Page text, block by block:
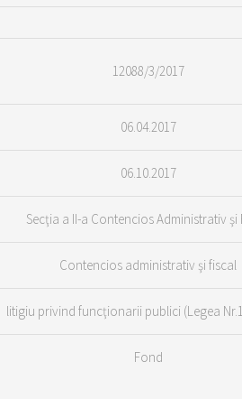
12088/3/2017
06.04.2017
06.10.2017
Secţia a II-a Contencios Administrativ şi
Contencios administrativ şi fiscal
litigiu privind funcţionarii publici (Legea
Fond